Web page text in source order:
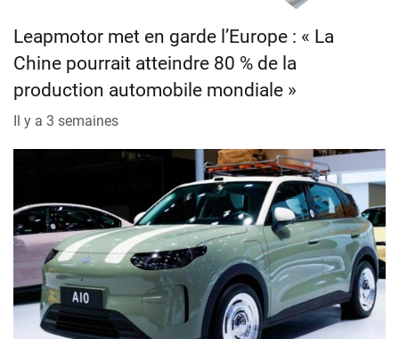
Leapmotor met en garde l’Europe : « La
Chine pourrait atteindre 80 % de la
production automobile mondiale »
Il y a 3 semaines